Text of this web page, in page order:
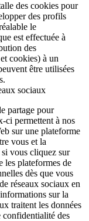
des cookies pour
des profils
le
est effectuée à
des
cookies) à un
être utilisées
sociaux
partage pour
ci permettent à nos
sur une plateforme
vous et la
vous cliquez sur
les plateformes de
dès que vous
réseaux sociaux en
sur la
traitent les données
confidentialité des